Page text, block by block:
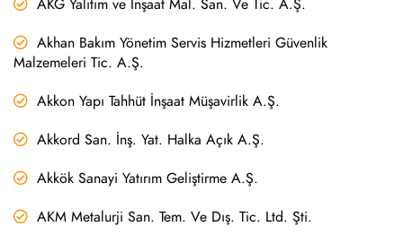
AKG Yalıtım ve İnşaat Mal. San. Ve Tic. A.Ş.
Akhan Bakım Yönetim Servis Hizmetleri Güvenlik
Malzemeleri Tic. A.Ş.
Akkon Yapı Tahhüt İnşaat Müşavirlik A.Ş.
Akkord San. İnş. Yat. Halka Açık A.Ş.
Akkök Sanayi Yatırım Geliştirme A.Ş.
AKM Metalurji San. Tem. Ve Dış. Tic. Ltd. Şti.